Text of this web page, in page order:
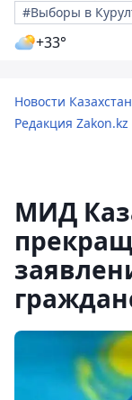
#Выборы в
+33°
Новости
Редакция Zakon.kz
МИД